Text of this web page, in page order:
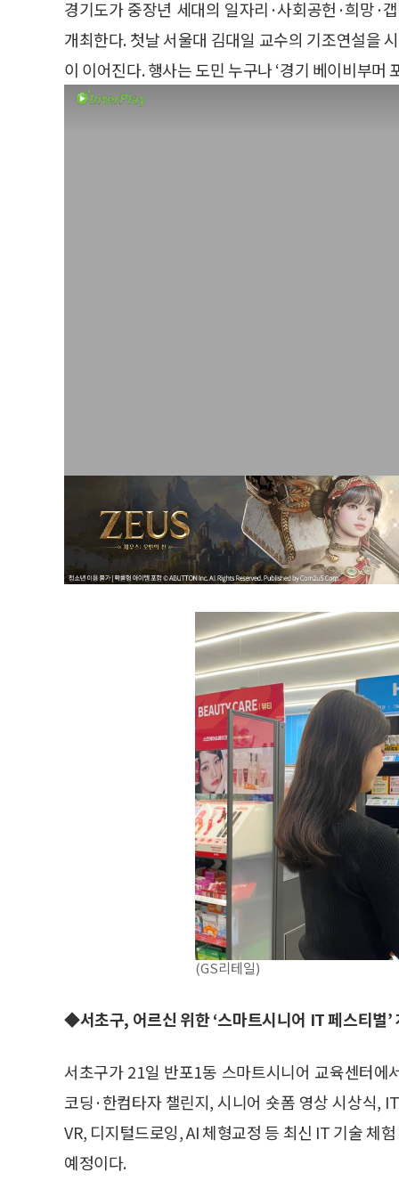
경기도가 중장년 세대의 일자리·사회공헌·희망·
개최한다. 첫날 서울대 김대일 교수의 기조연설을
이 이어진다. 행사는 도민 누구나 ‘경기 베이비부머
(GS리테일)
◆서초구, 어르신 위한 ‘스마트시니어 IT 페스티벌’
서초구가 21일 반포1동 스마트시니어 교육센터에
코딩·한컴타자 챌린지, 시니어 숏폼 영상 시상식,
VR, 디지털드로잉, AI 체형교정 등 최신 IT 기술 체
예정이다.